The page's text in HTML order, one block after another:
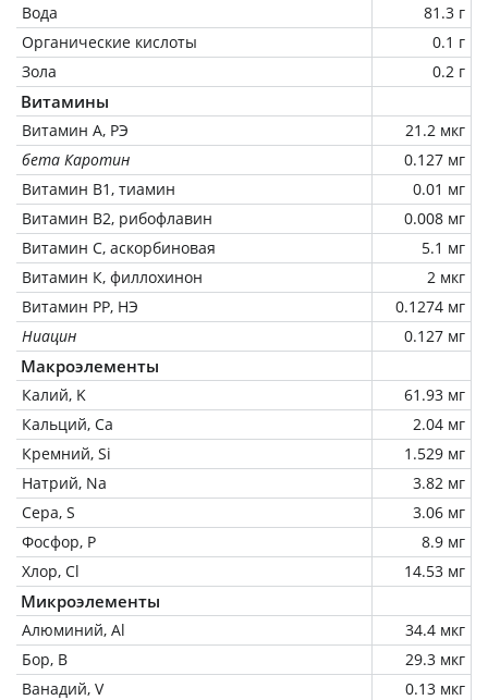
Вода
81.3 г
Органические кислоты
0.1 г
Зола
0.2 г
Витамины
Витамин А, РЭ
21.2 мкг
бета Каротин
0.127 мг
Витамин В1, тиамин
0.01 мг
Витамин В2, рибофлавин
0.008 мг
Витамин C, аскорбиновая
5.1 мг
Витамин К, филлохинон
2 мкг
Витамин РР, НЭ
0.1274 мг
Ниацин
0.127 мг
Макроэлементы
Калий, K
61.93 мг
Кальций, Ca
2.04 мг
Кремний, Si
1.529 мг
Натрий, Na
3.82 мг
Сера, S
3.06 мг
Фосфор, P
8.9 мг
Хлор, Cl
14.53 мг
Микроэлементы
Алюминий, Al
34.4 мкг
Бор, B
29.3 мкг
Ванадий, V
0.13 мкг